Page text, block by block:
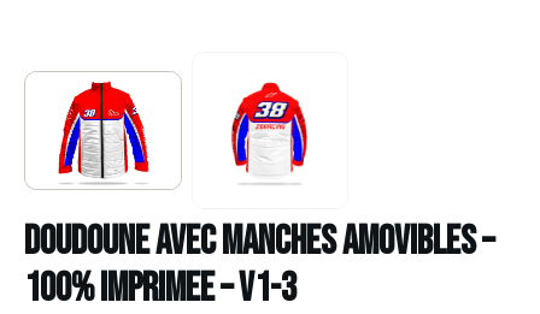
DOUDOUNE AVEC MANCHES AMOVIBLES –
100% IMPRIMEE – V1-3